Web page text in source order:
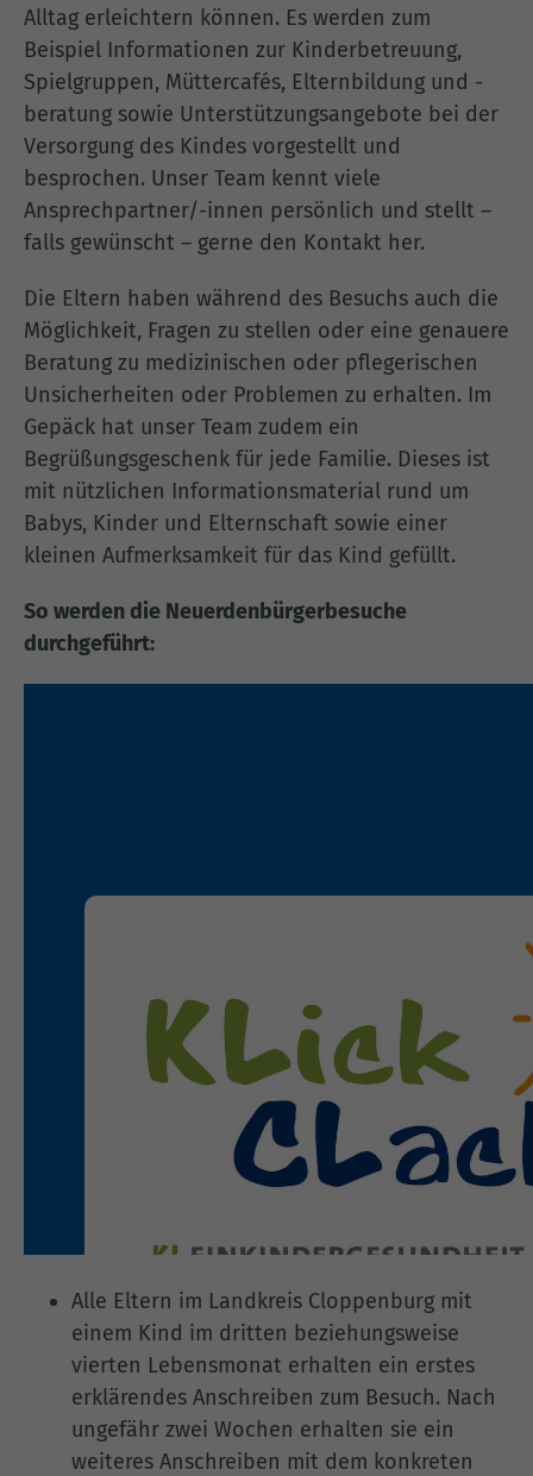
Alltag erleichtern können. Es werden zum
Beispiel Informationen zur Kinderbetreuung,
Spielgruppen, Müttercafés, Elternbildung und -
beratung sowie Unterstützungsangebote bei der
Versorgung des Kindes vorgestellt und
besprochen. Unser Team kennt viele
Ansprechpartner/-innen persönlich und stellt –
falls gewünscht – gerne den Kontakt her.
Die Eltern haben während des Besuchs auch die
Möglichkeit, Fragen zu stellen oder eine genauere
Beratung zu medizinischen oder pflegerischen
Unsicherheiten oder Problemen zu erhalten. Im
Gepäck hat unser Team zudem ein
Begrüßungsgeschenk für jede Familie. Dieses ist
mit nützlichen Informationsmaterial rund um
Babys, Kinder und Elternschaft sowie einer
kleinen Aufmerksamkeit für das Kind gefüllt.
So werden die Neuerdenbürgerbesuche
durchgeführt:
Alle Eltern im Landkreis Cloppenburg mit
einem Kind im dritten beziehungsweise
vierten Lebensmonat erhalten ein erstes
erklärendes Anschreiben zum Besuch. Nach
ungefähr zwei Wochen erhalten sie ein
weiteres Anschreiben mit dem konkreten